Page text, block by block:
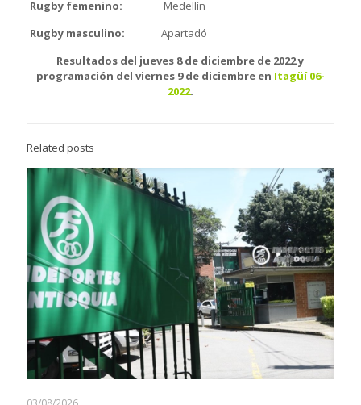
Rugby femenino: Medellín
Rugby masculino: Apartadó
Resultados del jueves 8 de diciembre de 2022 y
programación del viernes 9 de diciembre en Itagüí 06-
2022.
Related posts